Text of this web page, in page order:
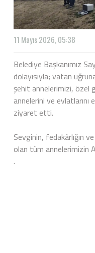
11 Mayıs 2026, 05:38
Belediye Başkanımız
dolayısıyla; vatan
şehit annelerimizi, özel
annelerini ve evlatlarını
ziyaret etti.
Sevginin, fedakârlığın
olan tüm annelerimizin
.